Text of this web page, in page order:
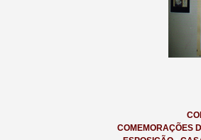
COMEMORAÇÕES